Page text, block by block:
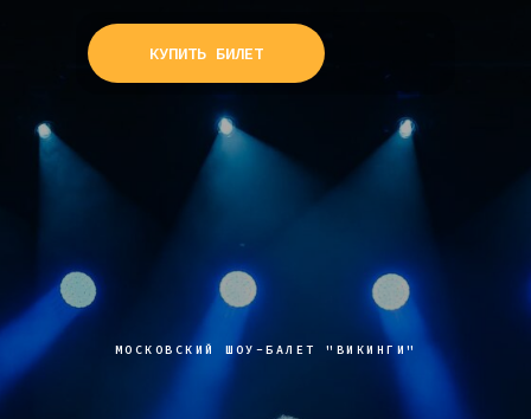
КУПИТЬ БИЛЕТ
МОСКОВСКИЙ ШОУ-БАЛЕТ "ВИКИНГИ"